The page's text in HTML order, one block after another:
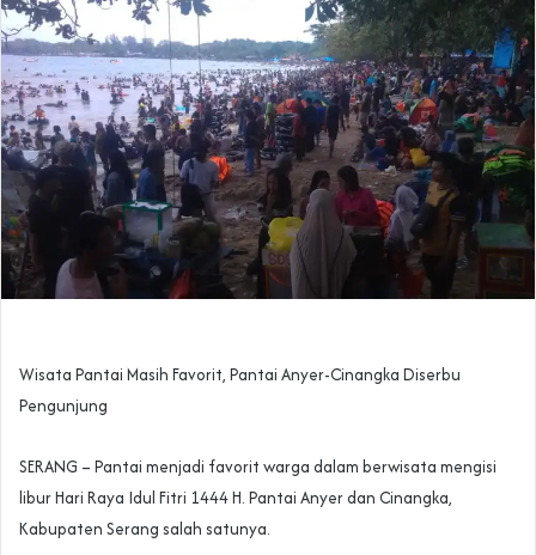
Wisata Pantai Masih Favorit, Pantai Anyer-Cinangka Diserbu
Pengunjung
SERANG – Pantai menjadi favorit warga dalam berwisata mengisi
libur Hari Raya Idul Fitri 1444 H. Pantai Anyer dan Cinangka,
Kabupaten Serang salah satunya.